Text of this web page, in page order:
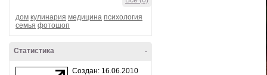
дом кулинария медицина